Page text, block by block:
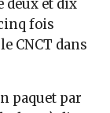
deux et dix
fois
CNCT dans
paquet par